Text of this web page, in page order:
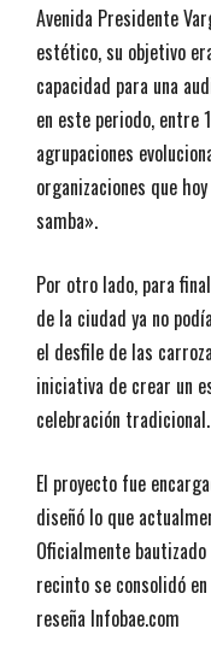
Avenida Presidente
estético, su objetivo
capacidad para una
en este periodo, entre
agrupaciones
organizaciones que
samba».
Por otro lado, para
de la ciudad ya no
el desfile de las
iniciativa de crear un
celebración tradicional.
El proyecto fue
diseñó lo que
Oficialmente
recinto se consolidó
reseña Infobae.com